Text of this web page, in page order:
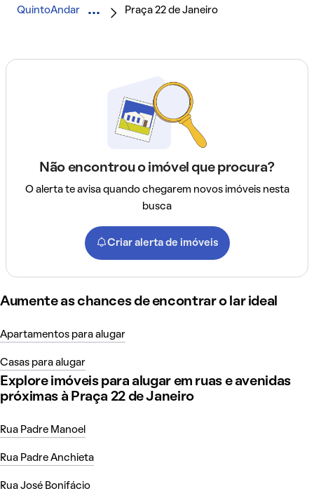
QuintoAndar Praça 22 de Janeiro
Não encontrou o imóvel que procura?
O alerta te avisa quando chegarem novos imóveis nesta
busca
Criar alerta de imóveis
Aumente as chances de encontrar o lar ideal
Apartamentos para alugar
Casas para alugar
Explore imóveis para alugar em ruas e avenidas
próximas à Praça 22 de Janeiro
Rua Padre Manoel
Rua Padre Anchieta
Rua José Bonifácio